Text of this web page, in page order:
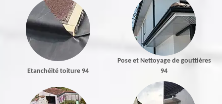
Etanchéité toiture 94
Pose et Nettoyage de gouttières
94